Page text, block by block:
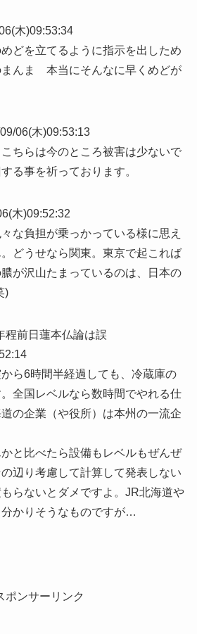
木)09:53:34
どを立てるように指示を出しため
んま 本当にそんなに早くめどが
06(木)09:53:13
ちらは今のところ被害は少ないで
る事を祈っております。
木)09:52:32
な負担が乗っかっている様に思え
どうせなら関東。東京で起これば
が沢山たまっているのは、日本の
)
程前日蓮本仏論は誤
ら6時間半経過しても、冷蔵庫の
全国レベルなら数時間でやれる仕
の企業（や役所）は本州の一流企
と比べたら設備もレベルもぜんぜ
辺り考慮して計算して発表しない
らないとダメですよ。JR北海道や
かりそうなものですが…
ポンサーリンク